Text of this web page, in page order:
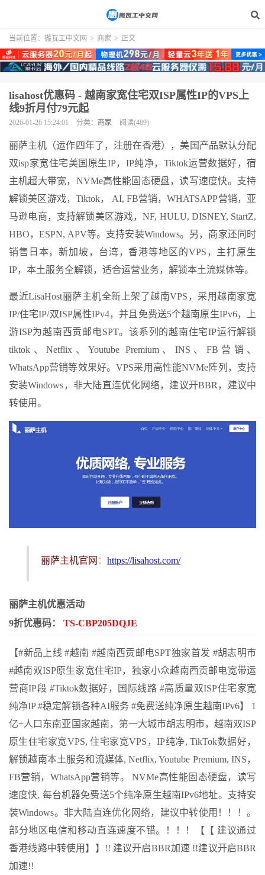
当前位置： 搬瓦工中文网 > 商家 > 正文
lisahost优惠码 - 越南家宽住宅双ISP属性IP的VPS上
线9折月付79元起
2026-01-26 15:24:01 分类： 商家 阅读(489)
丽萨主机（运作四年了，注册在香港），美国产品默认分配
双isp家宽住宅美国原生IP，IP纯净，Tiktok运营数据好，宿
主机超大带宽，NVMe高性能固态硬盘，读写速度快。支持
解锁美区游戏，Tiktok， AI, FB营销，WHATSAPP营销，亚
马逊电商，支持解锁美区游戏，NF, HULU, DISNEY, StartZ,
HBO，ESPN, APV等。支持安装Windows。另，商家还同时
销售日本，新加坡，台湾，香港等地区的VPS，主打原生
IP，本土服务全解锁，适合运营业务，解锁本土流媒体等。
最近LisaHost丽萨主机全新上架了越南VPS，采用越南家宽
IP/住宅IP/双ISP属性IPv4，并且免费送5个越南原生IPv6，上
游ISP为越南西贡邮电SPT。该系列的越南住宅IP运行解锁
tiktok、Netflix、Youtube Premium、INS、FB营销、
WhatsApp营销等效果好。VPS采用高性能NVMe阵列，支持
安装Windows，非大陆直连优化网络，建议开BBR，建议中
转使用。
丽萨主机官网 ： https://lisahost.com/
丽萨主机优惠活动
9折优惠码： TS-CBP205DQJE
【#新品上线 #越南 #越南西贡邮电SPT独家首发 #胡志明市
#越南双ISP原生家宽住宅IP，独家小众越南西贡邮电宽带运
营商IP段 #Tiktok数据好，国际线路 #高质量双ISP住宅家宽
纯净IP #稳定解锁各种AI服务 #免费送纯净原生越南IPv6】 1
亿+人口东南亚国家越南，第一大城市胡志明市，越南双ISP
原生住宅家宽VPS, 住宅家宽VPS，IP纯净, TikTok数据好，
解锁越南本土服务和流媒体, Netflix, Youtube Premium, INS，
FB营销，WhatsApp营销等。 NVMe高性能固态硬盘，读写
速度快, 每台机器免费送5个纯净原生越南IPv6地址。支持安
装Windows。非大陆直连优化网络，建议中转使用！！！。
部分地区电信和移动直连速度不错。！！！【【 建议通过
香港线路中转使用】】!! 建议开启BBR加速 !!建议开启BBR
加速!!